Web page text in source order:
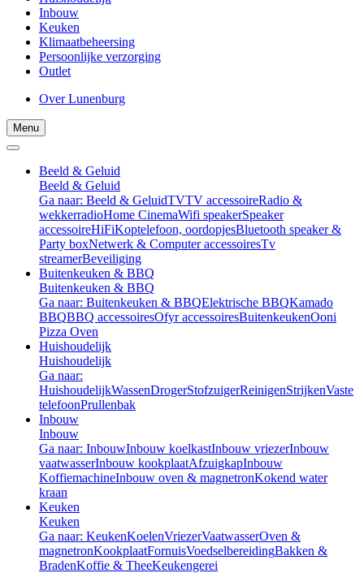
Inbouw
Keuken
Klimaatbeheersing
Persoonlijke verzorging
Outlet
Over Lunenburg
Menu
Beeld & Geluid
Beeld & Geluid
Ga naar: Beeld & GeluidTVTV accessoireRadio &
wekkerradioHome CinemaWifi speakerSpeaker
accessoireHiFiKoptelefoon, oordopjesBluetooth speaker &
Party boxNetwerk & Computer accessoiresTv
streamerBeveiliging
Buitenkeuken & BBQ
Buitenkeuken & BBQ
Ga naar: Buitenkeuken & BBQElektrische BBQKamado
BBQBBQ accessoiresOfyr accessoiresBuitenkeukenOoni
Pizza Oven
Huishoudelijk
Huishoudelijk
Ga naar:
HuishoudelijkWassenDrogerStofzuigerReinigenStrijkenVaste
telefoonPrullenbak
Inbouw
Inbouw
Ga naar: InbouwInbouw koelkastInbouw vriezerInbouw
vaatwasserInbouw kookplaatAfzuigkapInbouw
KoffiemachineInbouw oven & magnetronKokend water
kraan
Keuken
Keuken
Ga naar: KeukenKoelenVriezerVaatwasserOven &
magnetronKookplaatFornuisVoedselbereidingBakken &
BradenKoffie & TheeKeukengerei